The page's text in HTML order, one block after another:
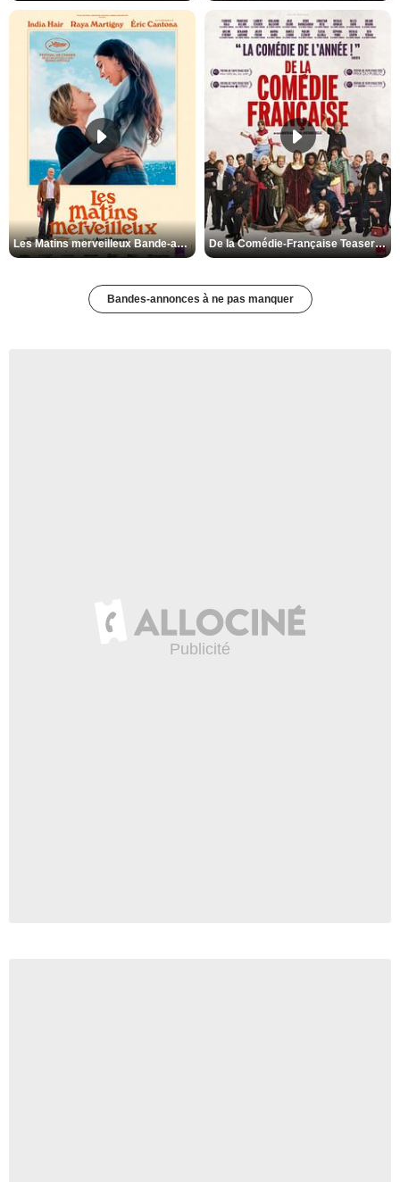
Les Matins merveilleux Bande-annonce VF De la Comédie-Française Teaser VF
Bandes-annonces à ne pas manquer